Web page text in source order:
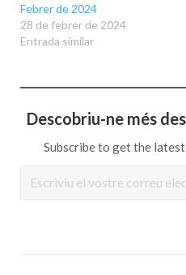
Febrer de 2024
28 de febrer de 2024
Entrada similar
Descobriu-ne més
Subscribe to get the